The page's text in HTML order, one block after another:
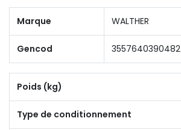
Marque WALTHER
Gencod 3557640390482
Poids (kg)
Type de conditionnement